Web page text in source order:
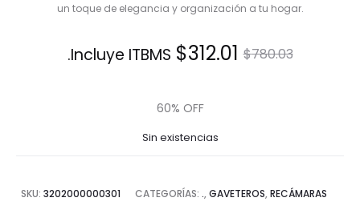
un toque de elegancia y organización a tu hogar.
$780.03
El
original
$780.03.
$312.01
El
actual
$312.01.
Incluye ITBMS.
60% OFF
Sin existencias
SKU: 3202000000301 CATEGORÍAS: ., GAVETEROS, RECÁMARAS